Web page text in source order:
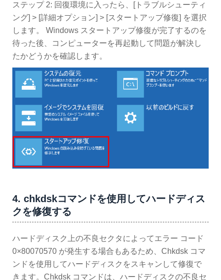
ステップ 2: 回復環境に入ったら、[トラブルシューティ
ング] > [詳細オプション] > [スタートアップ修復] を選択
します。 Windows スタートアップ修復が完了するのを
待った後、コンピューターを再起動して問題が解決し
たかどうかを確認します。
4. chkdskコマンドを使用してハードディス
クを修復する
ハードディスク上の不良セクタによってエラー コード
0×80070570 が発生する場合もあるため、Chkdsk コマ
ンドを使用してハードディスクをスキャンして修復で
きます。Chkdsk コマンドは、ハードディスクの不良セ